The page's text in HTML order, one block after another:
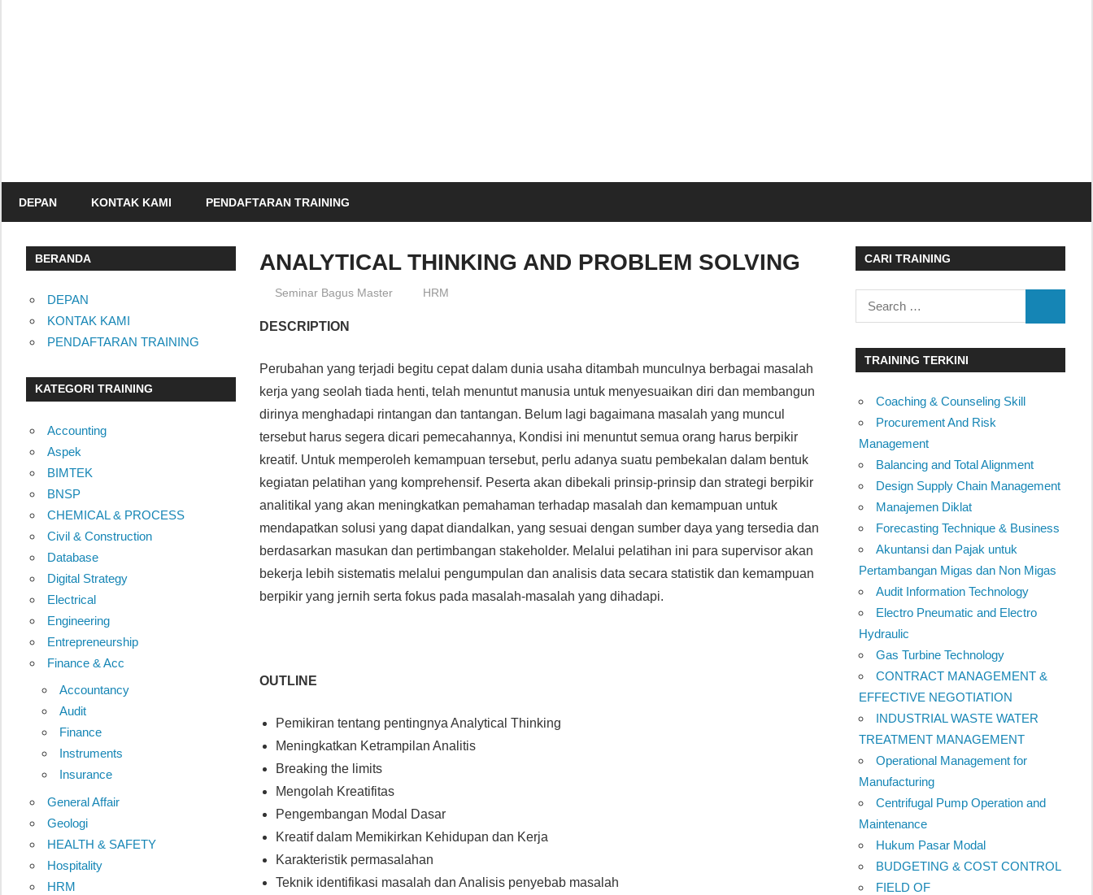
Sertifikasi
Indonesia
DEPAN KONTAK KAMI PENDAFTARAN TRAINING
ANALYTICAL THINKING AND PROBLEM SOLVING
26/05/2014
Seminar Bagus Master HRM
DESCRIPTION
Perubahan yang terjadi begitu cepat dalam dunia usaha ditambah munculnya berbagai masalah
kerja yang seolah tiada henti, telah menuntut manusia untuk menyesuaikan diri dan membangun
dirinya menghadapi rintangan dan tantangan. Belum lagi bagaimana masalah yang muncul
tersebut harus segera dicari pemecahannya, Kondisi ini menuntut semua orang harus berpikir
kreatif. Untuk memperoleh kemampuan tersebut, perlu adanya suatu pembekalan dalam bentuk
kegiatan pelatihan yang komprehensif. Peserta akan dibekali prinsip-prinsip dan strategi berpikir
analitikal yang akan meningkatkan pemahaman terhadap masalah dan kemampuan untuk
mendapatkan solusi yang dapat diandalkan, yang sesuai dengan sumber daya yang tersedia dan
berdasarkan masukan dan pertimbangan stakeholder. Melalui pelatihan ini para supervisor akan
bekerja lebih sistematis melalui pengumpulan dan analisis data secara statistik dan kemampuan
berpikir yang jernih serta fokus pada masalah-masalah yang dihadapi.
OUTLINE
Pemikiran tentang pentingnya Analytical Thinking
Meningkatkan Ketrampilan Analitis
Breaking the limits
Mengolah Kreatifitas
Pengembangan Modal Dasar
Kreatif dalam Memikirkan Kehidupan dan Kerja
Karakteristik permasalahan
Teknik identifikasi masalah dan Analisis penyebab masalah
BERANDA
DEPAN
KONTAK KAMI
PENDAFTARAN TRAINING
KATEGORI TRAINING
Accounting
Aspek
BIMTEK
BNSP
CHEMICAL & PROCESS
Civil & Construction
Database
Digital Strategy
Electrical
Engineering
Entrepreneurship
Finance & Acc
Accountancy
Audit
Finance
Instruments
Insurance
General Affair
Geologi
HEALTH & SAFETY
Hospitality
HRM
CARI TRAINING
Search
for:
TRAINING TERKINI
Coaching & Counseling Skill
Procurement And Risk
Management
Balancing and Total Alignment
Design Supply Chain Management
Manajemen Diklat
Forecasting Technique & Business
Akuntansi dan Pajak untuk
Pertambangan Migas dan Non Migas
Audit Information Technology
Electro Pneumatic and Electro
Hydraulic
Gas Turbine Technology
CONTRACT MANAGEMENT &
EFFECTIVE NEGOTIATION
INDUSTRIAL WASTE WATER
TREATMENT MANAGEMENT
Operational Management for
Manufacturing
Centrifugal Pump Operation and
Maintenance
Hukum Pasar Modal
BUDGETING & COST CONTROL
FIELD OF